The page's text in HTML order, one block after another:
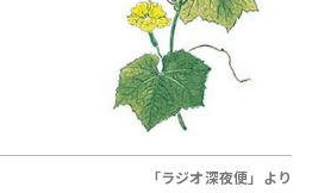
「ラジオ深夜便」より